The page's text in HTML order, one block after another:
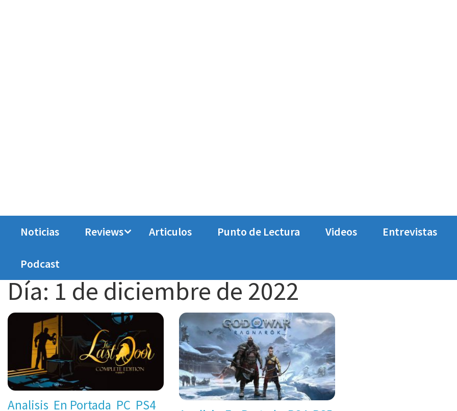
Noticias Reviews Articulos Punto de Lectura Videos Entrevistas
Podcast
Día:1 de diciembre de 2022
Analisis En Portada PC PS4